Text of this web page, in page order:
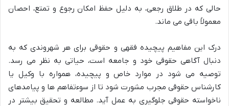
حالی که در طلاق رجعی، به دلیل حفظ امکان رجوع و تمتع، احصان
معمولاً باقی می ماند.
درک این مفاهیم پیچیده فقهی و حقوقی برای هر شهروندی که به
دنبال آگاهی حقوقی خود و جامعه است، حیاتی به نظر می رسد.
توصیه می شود در موارد خاص و پیچیده، همواره با وکیل یا
کارشناس حقوقی مجرب مشورت شود تا از سوءتفاهم ها و پیامدهای
ناخواسته حقوقی جلوگیری به عمل آید. مطالعه و تحقیق بیشتر در